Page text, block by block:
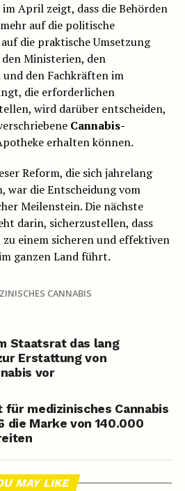
April zeigt, dass die Behörden
auf die politische
die praktische Umsetzung
Ministerien, den
den Fachkräften im
die erforderlichen
wird darüber entscheiden,
Cannabis-
erhalten können.
Reform, die sich jahrelang
war die Entscheidung vom
Meilenstein. Die nächste
darin, sicherzustellen, dass
einem sicheren und effektiven
ganzen Land führt.
CANNABIS
Staatsrat das lang
Erstattung von
vor
medizinisches Cannabis
die Marke von 140.000
MAY LIKE